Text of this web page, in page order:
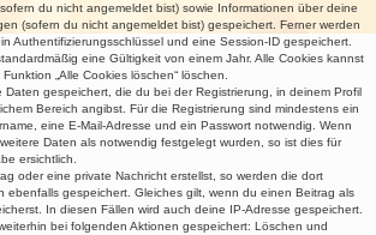
du nicht angemeldet bist) sowie Informationen über deine
(sofern du nicht angemeldet bist) gespeichert. Ferner werden
Authentifizierungsschlüssel und eine Session-ID gespeichert.
eine Gültigkeit von einem Jahr. Alle Cookies kannst
„Alle Cookies löschen“ löschen.
Daten gespeichert, die du bei der Registrierung, in deinem Profil
Bereich angibst. Für die Registrierung sind mindestens ein
eine E-Mail-Adresse und ein Passwort notwendig. Wenn
Daten als notwendig festgelegt wurden, so ist dies für
ersichtlich.
oder eine private Nachricht erstellst, so werden die dort
ebenfalls gespeichert. Gleiches gilt, wenn du einen Beitrag als
In diesen Fällen wird auch deine IP-Adresse gespeichert.
bei folgenden Aktionen gespeichert: Löschen und